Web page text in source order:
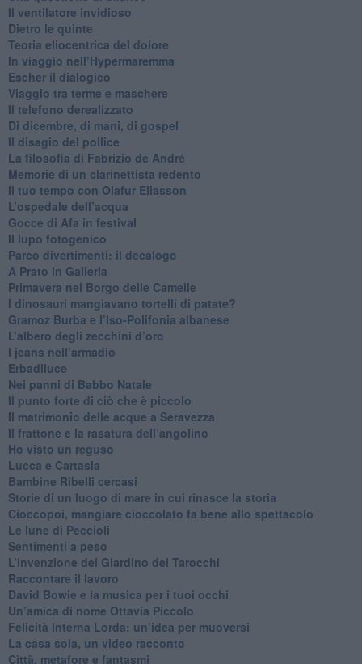
​Il ventilatore invidioso
​Dietro le quinte
​Teoria eliocentrica del dolore
In viaggio nell’Hypermaremma
​Escher il dialogico
​Viaggio tra terme e maschere
Il telefono derealizzato
​Di dicembre, di mani, di gospel
​Il disagio del pollice
​La filosofia di Fabrizio de André
Memorie di un clarinettista redento
​Il tuo tempo con Olafur Eliasson
​L’ospedale dell’acqua
​Gocce di Afa in festival
​Il lupo fotogenico
​Parco divertimenti: il decalogo
​A Prato in Galleria
​Primavera nel Borgo delle Camelie
I dinosauri mangiavano tortelli di patate?
​Gramoz Burba e l’Iso-Polifonia albanese
L’albero degli zecchini d’oro
​I jeans nell’armadio
Erbadiluce
Nei panni di Babbo Natale
​Il punto forte di ciò che è piccolo
​Il matrimonio delle acque a Seravezza
​Il frattone e la rasatura dell’angolino
​Ho visto un reguso
Lucca e Cartasia
Bambine Ribelli cercasi
Storie di un luogo di mare in cui rinasce la storia
Cioccopoi, mangiare cioccolato fa bene allo spettacolo
​Le lune di Peccioli
​Sentimenti a peso
​L’invenzione del Giardino dei Tarocchi
​Raccontare il lavoro
David Bowie e la musica per i tuoi occhi
Un’amica di nome Ottavia Piccolo
​Felicità Interna Lorda: un’idea per muoversi
​La casa sola, un video racconto
​Città, metafore e fantasmi